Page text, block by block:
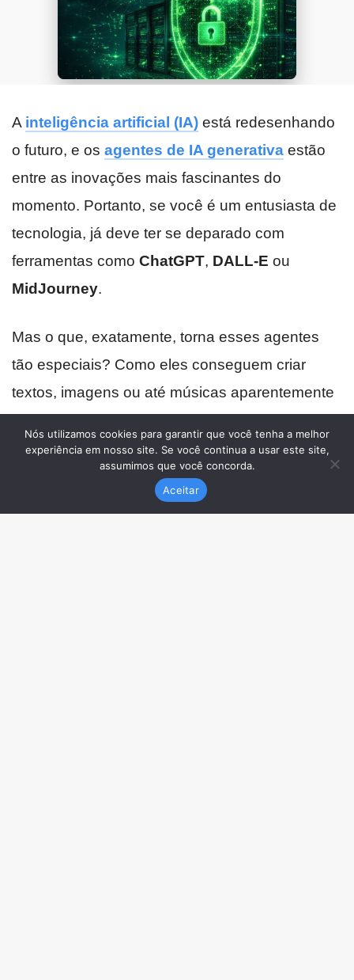
Nós utilizamos cookies para garantir que você tenha a melhor
experiência em nosso site. Se você continua a usar este site,
assumimos que você concorda.
Aceitar